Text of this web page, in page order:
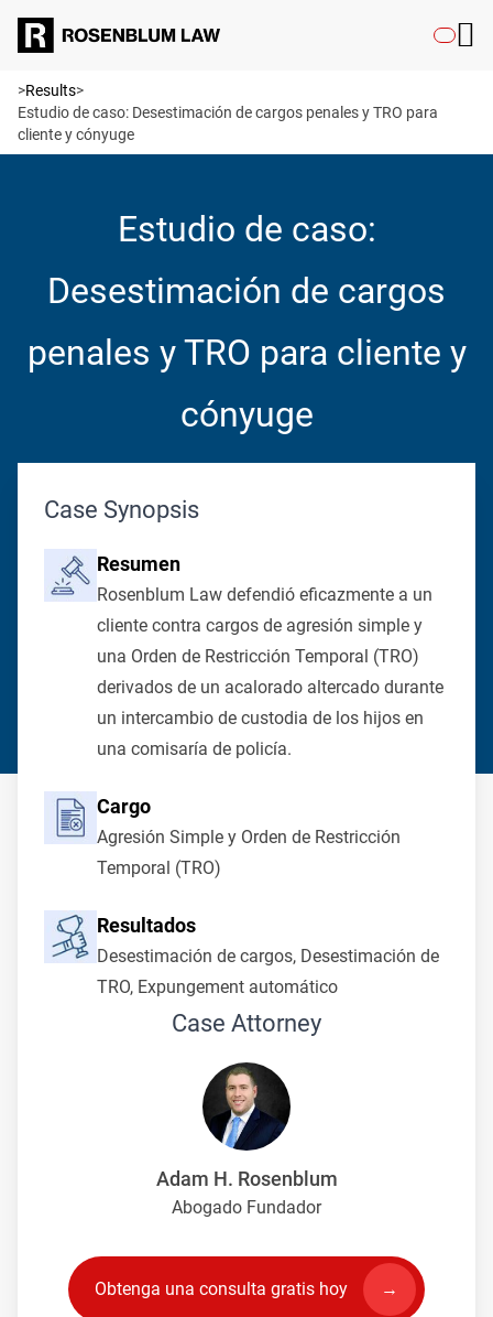
>Results>
Estudio de caso: Desestimación de cargos penales y TRO para
cliente y cónyuge
Estudio de caso:
Desestimación de cargos
penales y TRO para cliente y
cónyuge
Case Synopsis
Resumen
Rosenblum Law defendió eficazmente a un
cliente contra cargos de agresión simple y
una Orden de Restricción Temporal (TRO)
derivados de un acalorado altercado durante
un intercambio de custodia de los hijos en
una comisaría de policía.
Cargo
Agresión Simple y Orden de Restricción
Temporal (TRO)
Resultados
Desestimación de cargos, Desestimación de
TRO, Expungement automático
Case Attorney
Adam H. Rosenblum
Abogado Fundador
Obtenga una consulta gratis hoy